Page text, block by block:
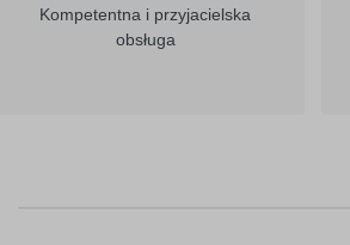
Kompetentna i przyjacielska
obsługa